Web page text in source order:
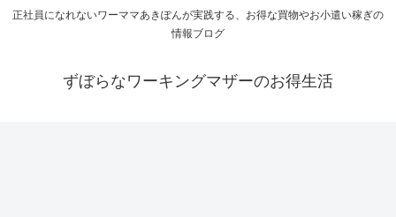
正社員になれないワーママあきぽんが実践する、お得な買物やお小遣い稼ぎの
情報ブログ
ずぼらなワーキングマザーのお得生活